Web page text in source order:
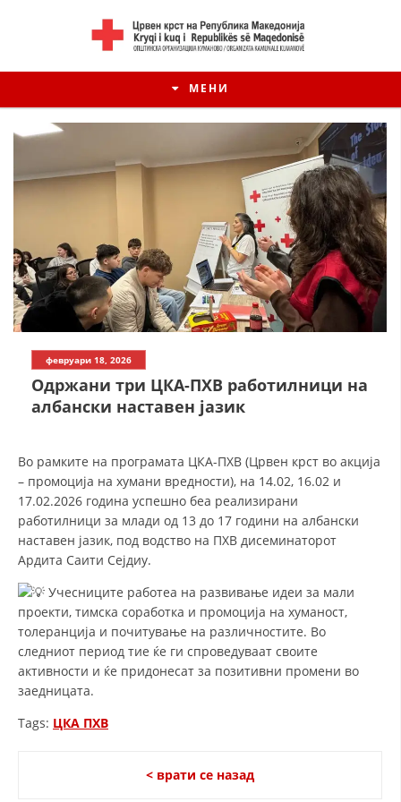
МЕНИ
ИСТОРИЈАТ НА ЦКРМ
ИСТОРИЈАТ НА ДВИЖЕЊЕТО
СТРУКТУРА И ОРГАНИЗАЦИОНА ПОСТАВЕНОСТ – ОПШТИНСКА
ОРГАНИЗАЦИЈА КУМАНОВО
ЗАКОН ЗА ЦКРМ
ОРГАНИЗАЦИЈА И РАЗВОЈ
февруари 18, 2026
Одржани три ЦКА-ПХВ работилници на
албански наставен јазик
Во рамките на програмата ЦКА-ПХВ (Црвен крст во акција
– промоција на хумани вредности), на 14.02, 16.02 и
17.02.2026 година успешно беа реализирани
работилници за млади од 13 до 17 години на албански
наставен јазик, под водство на ПХВ дисеминаторот
Ардита Саити Сејдиу.
Учесниците работеа на развивање идеи за мали
проекти, тимска соработка и промоција на хуманост,
толеранција и почитување на различностите. Во
следниот период тие ќе ги спроведуваат своите
активности и ќе придонесат за позитивни промени во
заедницата.
Tags: ЦКА ПХВ
< врати се назад